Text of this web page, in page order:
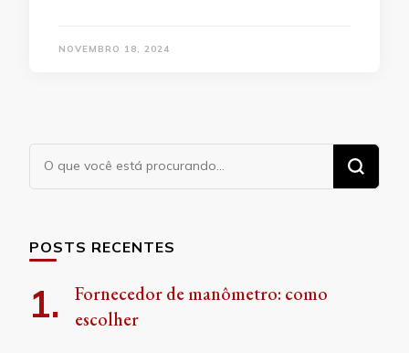
NOVEMBRO 18, 2024
Procurando
algo?
POSTS RECENTES
Fornecedor de manômetro: como
escolher